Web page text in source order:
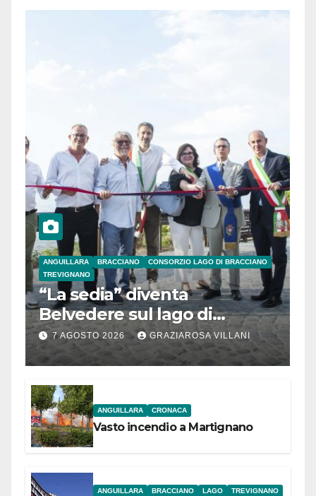
ANGUILLARA BRACCIANO
CONSORZIO LAGO DI BRACCIANO
TREVIGNANO
“La sedia” diventa
Belvedere sul lago di
Bracciano: ieri
l’inaugurazione
7 AGOSTO 2026 GRAZIAROSA VILLANI
ANGUILLARA CRONACA
Vasto incendio a Martignano
ANGUILLARA BRACCIANO LAGO TREVIGNANO